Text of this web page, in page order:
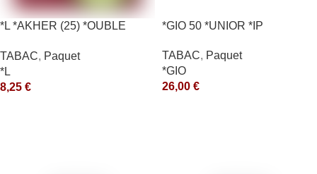
*L *AKHER (25) *OUBLE
TABAC, Paquet
*L
8,25 €
*GIO 50 *UNIOR *IP
TABAC, Paquet
*GIO
26,00 €